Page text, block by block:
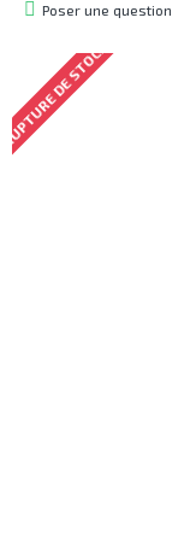
Poser une question
DE STOCK